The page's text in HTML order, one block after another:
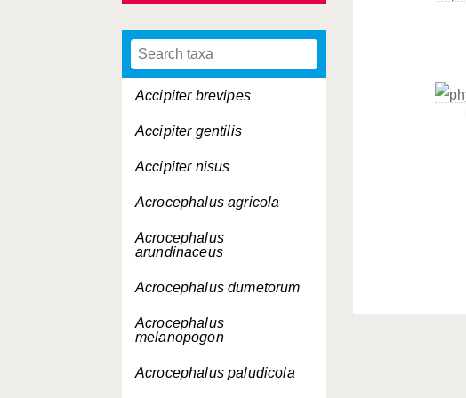
Accipiter brevipes
Accipiter gentilis
Accipiter nisus
Acrocephalus agricola
Acrocephalus
arundinaceus
Acrocephalus dumetorum
Acrocephalus
melanopogon
Acrocephalus paludicola